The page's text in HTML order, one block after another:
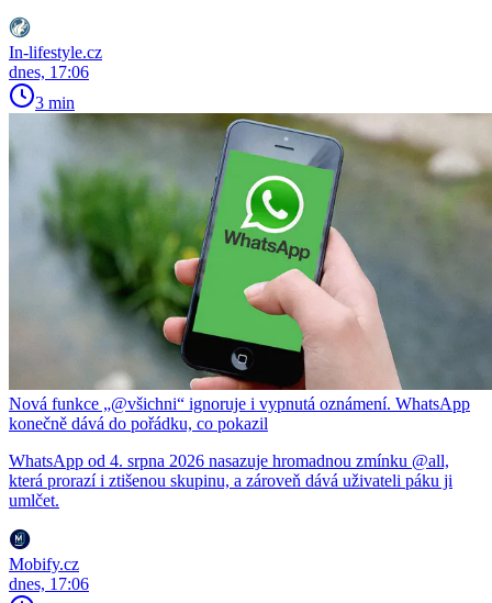
In-lifestyle.cz
dnes, 17:06
3 min
Nová funkce „@všichni“ ignoruje i vypnutá oznámení. WhatsApp
konečně dává do pořádku, co pokazil
WhatsApp od 4. srpna 2026 nasazuje hromadnou zmínku @all,
která prorazí i ztišenou skupinu, a zároveň dává uživateli páku ji
umlčet.
Mobify.cz
dnes, 17:06